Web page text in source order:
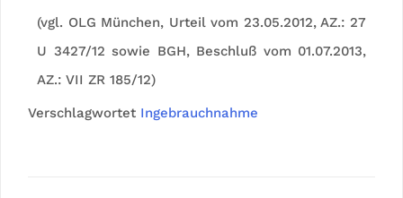
(vgl. OLG München, Urteil vom 23.05.2012, AZ.: 27
U 3427/12 sowie BGH, Beschluß vom 01.07.2013,
AZ.: VII ZR 185/12)
Verschlagwortet Ingebrauchnahme